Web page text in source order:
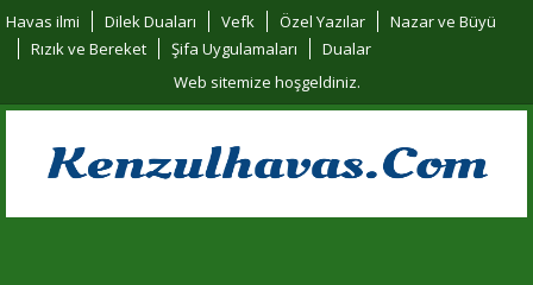
Havas ilmi Dilek Duaları Vefk Özel Yazılar
Nazar ve Büyü
Rızık ve Bereket
Şifa Uygulamaları
Dualar
Web sitemize hoşgeldiniz.